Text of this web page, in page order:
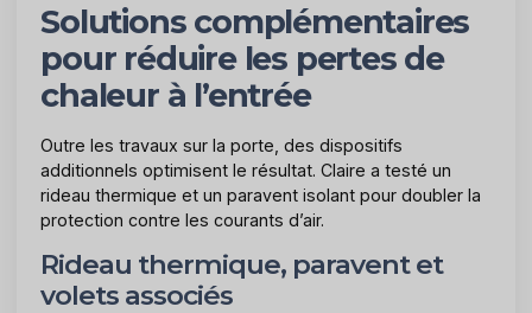
Solutions complémentaires
pour réduire les pertes de
chaleur à l’entrée
Outre les travaux sur la porte, des dispositifs
additionnels optimisent le résultat. Claire a testé un
rideau thermique et un paravent isolant pour doubler la
protection contre les courants d’air.
Rideau thermique, paravent et
volets associés